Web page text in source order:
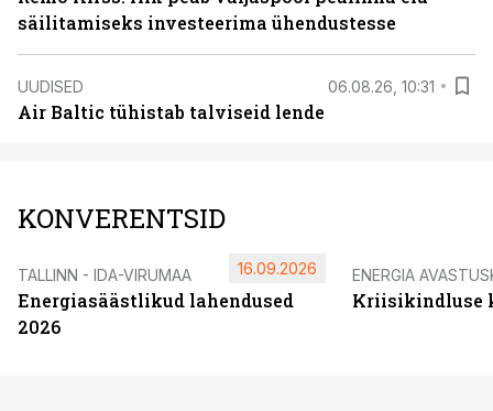
säilitamiseks investeerima ühendustesse
UUDISED 06.08.26, 10:31
Air Baltic tühistab talviseid lende
KONVERENTSID
TALLINN - IDA-VIRUMAA
Energiasäästlikud lahendused
2026
16.09.2026 ENERGIA
Kriisikindluse